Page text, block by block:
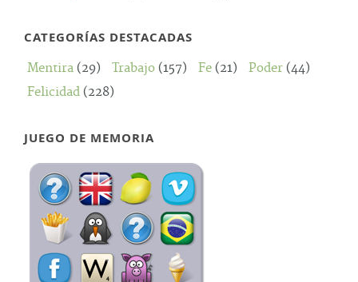
CATEGORÍAS DESTACADAS
Mentira (29) Trabajo (157) Fe (21) Poder (44)
Felicidad (228)
JUEGO DE MEMORIA